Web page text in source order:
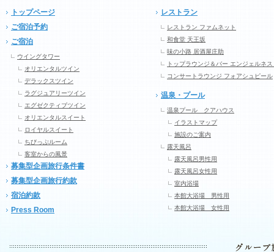
トップページ
ご宿泊予約
ご宿泊
ウイングタワー
オリエンタルツイン
デラックスツイン
ラグジュアリーツイン
エグゼクティブツイン
オリエンタルスイート
ロイヤルスイート
ちびっぷルーム
客室からの風景
募集型企画旅行条件書
募集型企画旅行約款
宿泊約款
Press Room
レストラン
レストラン ファムネット
和食堂 天王坂
味の小路 居酒屋庄助
トップラウンジ＆バー エンジェルネス
コンサートラウンジ フォアシュピール
温泉・プール
温泉プール クアハウス
イラストマップ
施設のご案内
露天風呂
露天風呂男性用
露天風呂女性用
室内浴場
本館大浴場 男性用
本館大浴場 女性用